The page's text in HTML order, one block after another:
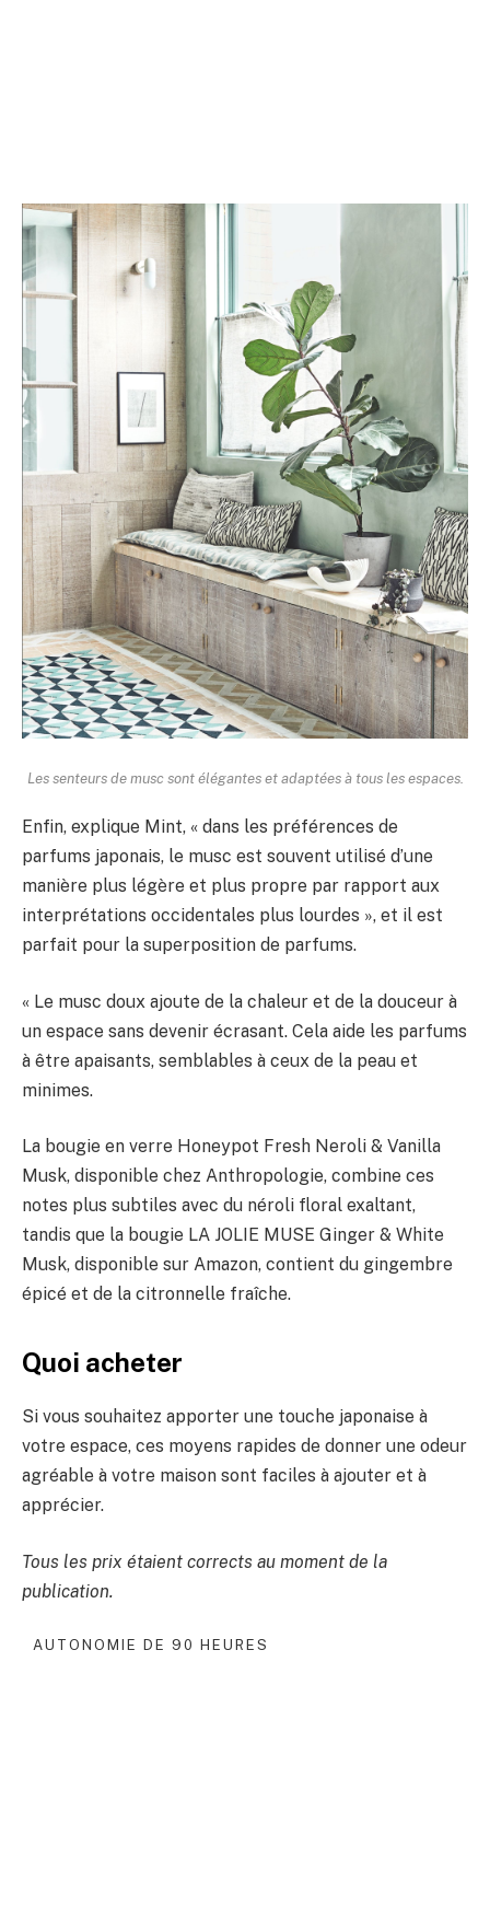
Les senteurs de musc sont élégantes et adaptées à tous les espaces.
Enfin, explique Mint, « dans les préférences de
parfums japonais, le musc est souvent utilisé d’une
manière plus légère et plus propre par rapport aux
interprétations occidentales plus lourdes », et il est
parfait pour la superposition de parfums.
« Le musc doux ajoute de la chaleur et de la douceur à
un espace sans devenir écrasant. Cela aide les parfums
à être apaisants, semblables à ceux de la peau et
minimes.
La bougie en verre Honeypot Fresh Neroli & Vanilla
Musk, disponible chez Anthropologie, combine ces
notes plus subtiles avec du néroli floral exaltant,
tandis que la bougie LA JOLIE MUSE Ginger & White
Musk, disponible sur Amazon, contient du gingembre
épicé et de la citronnelle fraîche.
Quoi acheter
Si vous souhaitez apporter une touche japonaise à
votre espace, ces moyens rapides de donner une odeur
agréable à votre maison sont faciles à ajouter et à
apprécier.
Tous les prix étaient corrects au moment de la
publication.
AUTONOMIE DE 90 HEURES